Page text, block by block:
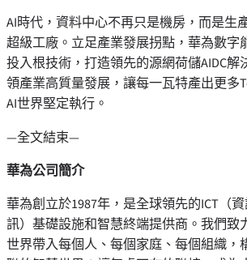
AI時代，資料中心不再只是機房，而是生
超級工廠。立足產業發展拐點，華為數字
投入根技術，打造領先的源網荷儲AIDC解
領產業高質量發展，讓每一瓦特產出更多
AI世界堅定執行。
—全文結束—
華為公司簡介
華為創立於1987年，是全球領先的ICT（
訊）基礎設施和智慧終端提供商。我們致
世界帶入每個人、每個家庭、每個組織，